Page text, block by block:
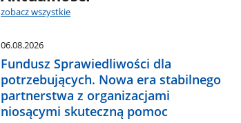
zobacz wszystkie
06.08.2026
Fundusz Sprawiedliwości dla
potrzebujących. Nowa era stabilnego
partnerstwa z organizacjami
niosącymi skuteczną pomoc